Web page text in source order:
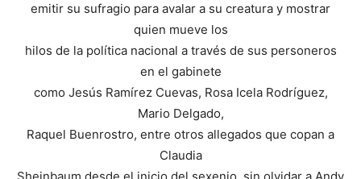
emitir su sufragio para avalar a su creatura y mostrar
quien mueve los
hilos de la política nacional a través de sus personeros
en el gabinete
como Jesús Ramírez Cuevas, Rosa Icela Rodríguez,
Mario Delgado,
Raquel Buenrostro, entre otros allegados que copan a
Claudia